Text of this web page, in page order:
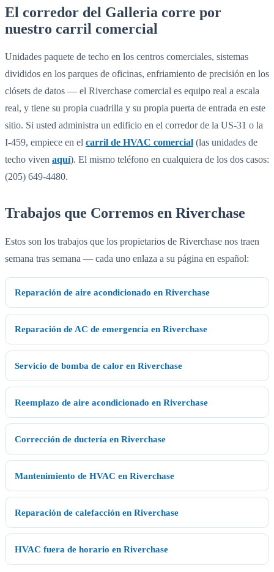
El corredor del Galleria corre por
nuestro carril comercial
Unidades paquete de techo en los centros comerciales, sistemas
divididos en los parques de oficinas, enfriamiento de precisión en los
clósets de datos — el Riverchase comercial es equipo real a escala
real, y tiene su propia cuadrilla y su propia puerta de entrada en este
sitio. Si usted administra un edificio en el corredor de la US-31 o la
I-459, empiece en el carril de HVAC comercial (las unidades de
techo viven aquí). El mismo teléfono en cualquiera de los dos casos:
(205) 649-4480.
Trabajos que Corremos en Riverchase
Estos son los trabajos que los propietarios de Riverchase nos traen
semana tras semana — cada uno enlaza a su página en español:
Reparación de aire acondicionado en Riverchase
Reparación de AC de emergencia en Riverchase
Servicio de bomba de calor en Riverchase
Reemplazo de aire acondicionado en Riverchase
Corrección de ductería en Riverchase
Mantenimiento de HVAC en Riverchase
Reparación de calefacción en Riverchase
HVAC fuera de horario en Riverchase